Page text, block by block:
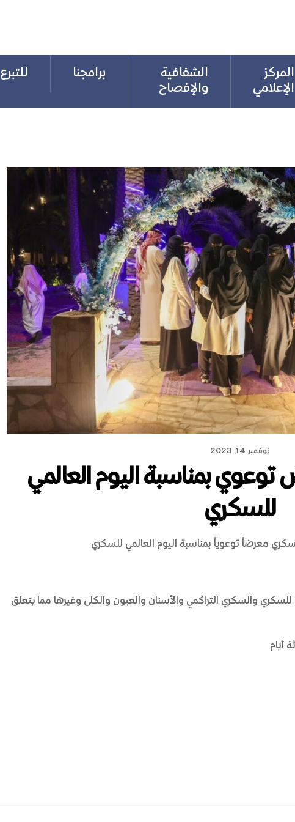
المركز
الإعلامي
الشفافية
والإفصاح
برامجنا للتبرع
نوفمبر 14, 2023
بمناسبة اليوم العالمي
للسكري
معرضاً توعوياً بمناسبة اليوم العالمي للسكري
والسكري التراكمي والأسنان والعيون والكلى وغيرها مما يتعلق
أيام